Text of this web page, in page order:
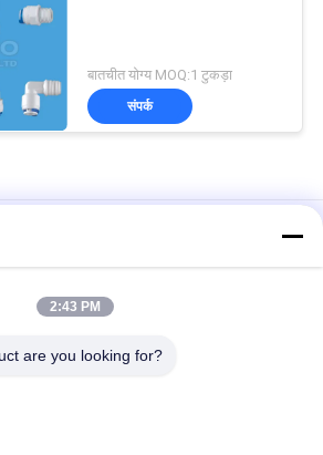
बातचीत योग्य MOQ:1 टुकड़ा
संपर्क
लिए 12 वी सामान्य रूप से बंद इलेक्ट्रोमैग्नेटिक कॉइल
हाइड्रोलिक सोलेनॉइड कॉइल 220VAC 110VAC
2:43 PM
are you looking for?